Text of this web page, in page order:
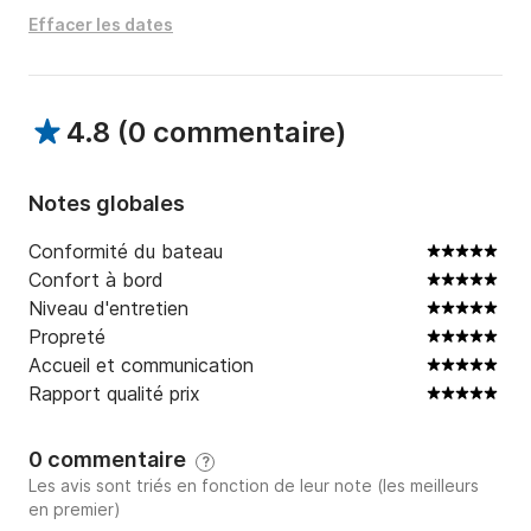
Si vous n’avez pas le permis un skipper peut vous
depart
Contactez-moi via la messagerie Scansail pour plus
bord de mon Brig 650. Je serai ravi de vous aider à
de la Méditerranée.
Effacer les dates
4.8 (0 commentaire)
Notes globales
Conformité du bateau
Confort à bord
Niveau d'entretien
Propreté
Accueil et communication
Rapport qualité prix
0 commentaire ?
Les avis sont triés en fonction de leur note (les meilleurs
en premier)